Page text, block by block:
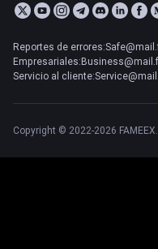
Reportes de
Servicio al
Copyright © 2022-2026